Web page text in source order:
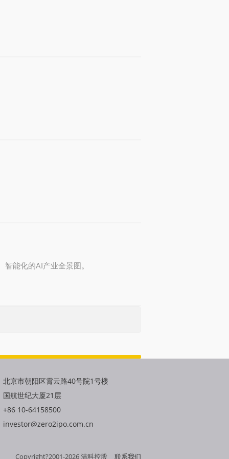
能化的AI产业全景图。
北京市朝阳区霄云路40号院1号楼
国航世纪大厦21层
+86 10-64158500
investor@zero2ipo.com.cn
Copyright?2001-2026清科控股 联系我们